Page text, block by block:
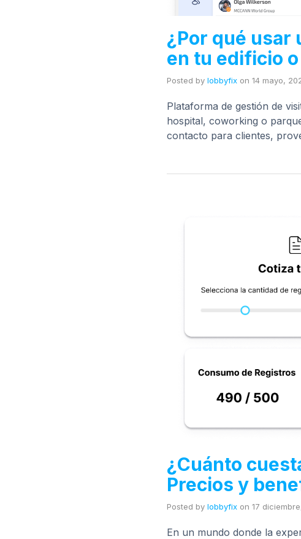
¿Por qué usar
en tu edificio
Posted by lobbyfix on 14 mayo,
Plataforma de gestión de
hospital, coworking o
contacto para clientes,
¿Cuánto
Precios y
Posted by lobbyfix on 17
En un mundo donde la